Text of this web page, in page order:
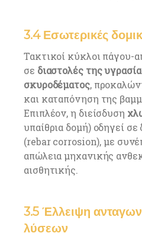
3.4 Εσωτερικές
Τακτικοί κύκλοι πάγου-
σε διαστολές της
σκυροδέματος,
και καταπόνηση της
Επιπλέον, η διείσδυση
υπαίθρια δομή) οδηγεί
(rebar corrosion), με
απώλεια μηχανικής
αισθητικής.
3.5 Έλλειψη
λύσεων